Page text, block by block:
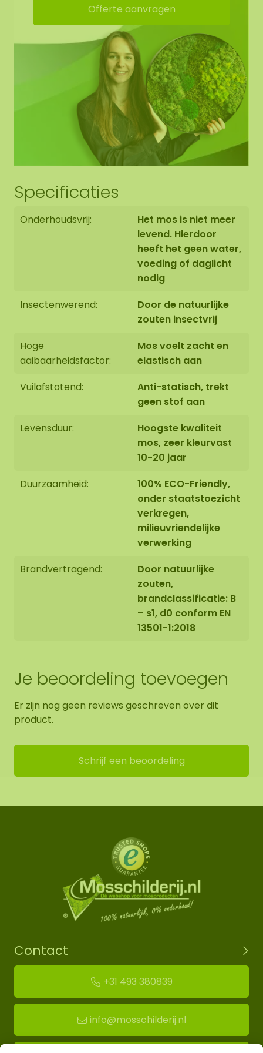
Offerte aanvragen
Specificaties
Onderhoudsvrij:
Het mos is niet meer
levend. Hierdoor
heeft het geen water,
voeding of daglicht
nodig
Insectenwerend:
Door de natuurlijke
zouten insectvrij
Hoge
aaibaarheidsfactor:
Mos voelt zacht en
elastisch aan
Vuilafstotend:
Anti-statisch, trekt
geen stof aan
Levensduur:
Hoogste kwaliteit
mos, zeer kleurvast
10-20 jaar
Duurzaamheid:
100% ECO-Friendly,
onder staatstoezicht
verkregen,
milieuvriendelijke
verwerking
Brandvertragend:
Door natuurlijke
zouten,
brandclassificatie: B
– s1, d0 conform EN
13501-1:2018
Je beoordeling toevoegen
Er zijn nog geen reviews geschreven over dit
product.
Schrijf een beoordeling
Contact
+31 493 380839
info@mosschilderij.nl